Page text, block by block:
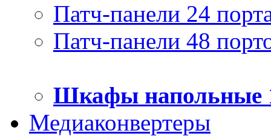
Патч-панели 24
Патч-панели 48
Шкафы напольные
Медиаконвертеры